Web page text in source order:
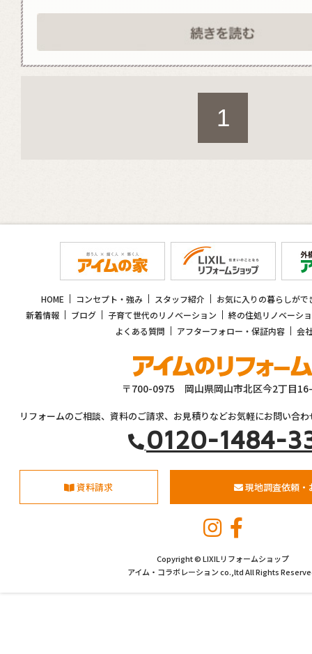
1
HOME コンセプト・強み スタッフ紹介
お気に入りの暮らしがで
新着情報
ブログ 子育て世代のリノベーション
終の住処リノベーシ
よくある質問
アフターフォロー・保証内容 会
〒700-0975 岡山県岡山市北区今2丁目
リフォームのご相談、資料のご請求、お見積りなどお気軽にお問い合
0120-1484-
資料請求 現地調査依頼・
Copyright © LIXILリフォームショップ
アイム・コラボレーション co.,ltd All Rights